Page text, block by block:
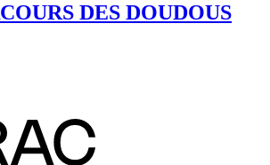
DES DOUDOUS